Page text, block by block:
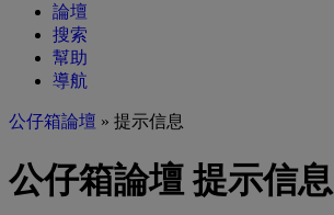
論壇
搜索
幫助
導航
公仔箱論壇 » 提示信息
公仔箱論壇 提示信息